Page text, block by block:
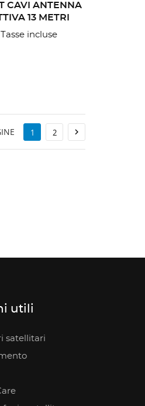
CAVI ANTENNA
13 METRI
incluse
1 2 
utili
satellitari